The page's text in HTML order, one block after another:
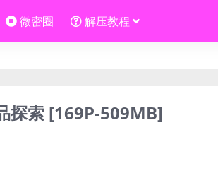
微密圈 解压教程
探索 [169P-509MB]